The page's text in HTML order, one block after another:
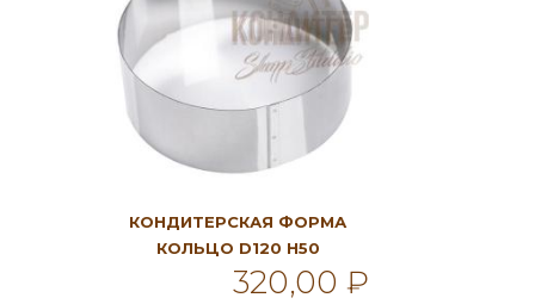
КОНДИТЕРСКАЯ ФОРМА
КОЛЬЦО D120 H50
320,00 ₽